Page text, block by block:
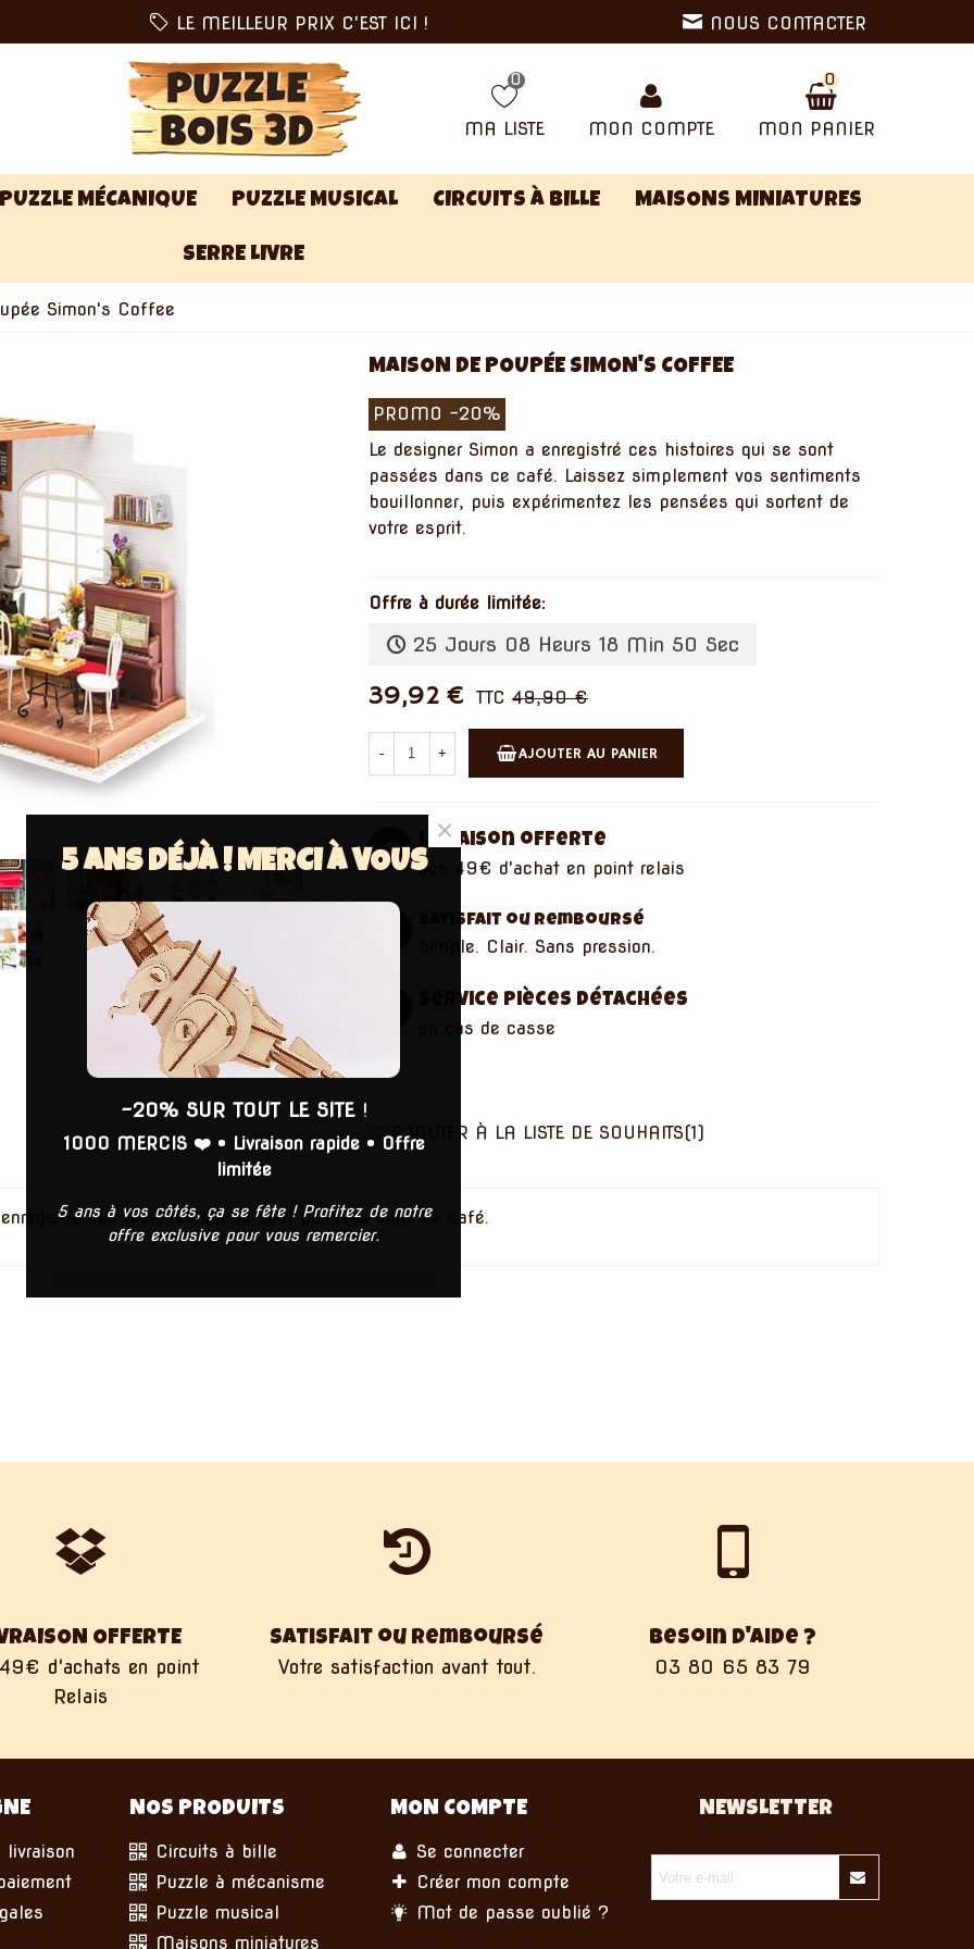
LE MEILLEUR PRIX C'EST ICI ! NOUS CONTACTER
0
MA LISTE MON COMPTE
0
MON PANIER
PUZZLE MÉCANIQUE PUZZLE MUSICAL CIRCUITS À BILLE MAISONS MINIATURES
SERRE LIVRE
Simon's Coffee
MAISON DE POUPÉE SIMON'S COFFEE
PROMO -20%
Le designer Simon a enregistré ces histoires qui se sont
passées dans ce café. Laissez simplement vos sentiments
bouillonner, puis expérimentez les pensées qui sortent de
votre esprit.
Offre à durée limitée:
25 Jours 08 Heurs 18 Min 49 Sec
39,92 € TTC 49,90 €
- + AJOUTER AU PANIER
Livraison offerte
dès 49€ d'achat en point relais
Satisfait ou remboursé
Simple. Clair. Sans pression.
Service pièces détachées
en cas de casse
AJOUTER À LA LISTE DE SOUHAITS(1)
enregistré ces histoires qui se sont passées dans ce café.
OFFERTE
d'achats en point
Relais
Satisfait ou remboursé
Votre satisfaction avant tout.
Besoin d'aide ?
03 80 65 83 79
livraison
NOS PRODUITS
Circuits à bille
Puzzle à mécanisme
Puzzle musical
Maisons miniatures
MON COMPTE
Se connecter
Créer mon compte
Mot de passe oublié ?
NEWSLETTER
5 ANS DÉJÀ ! MERCI À VOUS
-20% SUR TOUT LE SITE!
1000 MERCIS ❤️• Livraison rapide• Offre
limitée
5 ans à vos côtés, ça se fête ! Profitez de notre
offre exclusive pour vous remercier.
×